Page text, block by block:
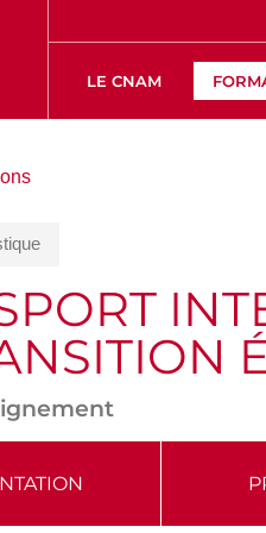
LE CNAM